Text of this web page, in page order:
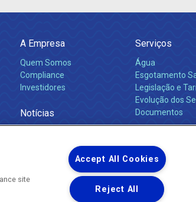
A Empresa
Quem Somos
Compliance
Investidores
Notícias
Serviços
Água
Esgotamento
Legislação e
Evolução dos
Documentos
site
Accept All Cookies
Reject All